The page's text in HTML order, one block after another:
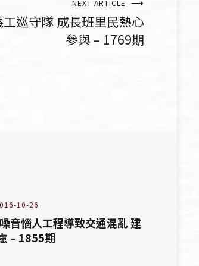
NEXT ARTICLE
巡守隊 成長班里民熱心
參與 – 1769期
10-26
音惱人工程導致交通混亂 建
– 1855期